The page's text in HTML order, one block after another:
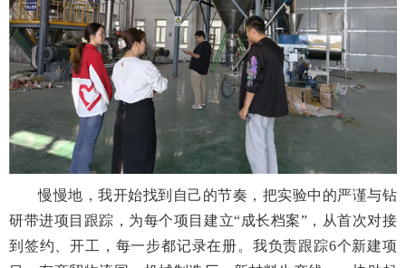
慢慢地，我开始找到自己的节奏，把实验中的严谨与钻
研带进项目跟踪，为每个项目建立“成长档案”，从首次对接
到签约、开工，每一步都记录在册。我负责跟踪6个新建项